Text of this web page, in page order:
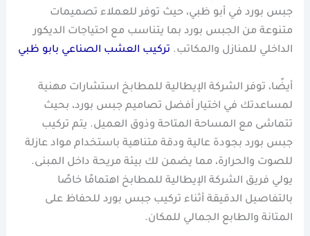
جبس بورد في أبو ظبي، حيث توفر للعملاء تصميمات
متنوعة من الجبس بورد بما يتناسب مع احتياجات الديكور
الداخلي للمنازل والمكاتب. تركيب العشب الصناعي بابو ظبي
أيضًا، توفر الشركة الإيطالية للمطابخ استشارات مهنية
لمساعدتك في اختيار أفضل تصاميم جبس بورد، بحيث
تتماشى مع المساحة المتاحة وذوق العميل. يتم تركيب
جبس بورد بجودة عالية ودقة متناهية باستخدام مواد عازلة
للصوت والحرارة، مما يضمن لك بيئة مريحة داخل المبنى.
يولي فريق الشركة الإيطالية للمطابخ اهتمامًا خاصًا
بالتفاصيل الدقيقة أثناء تركيب جبس بورد للحفاظ على
المتانة والطابع الجمالي للمكان.